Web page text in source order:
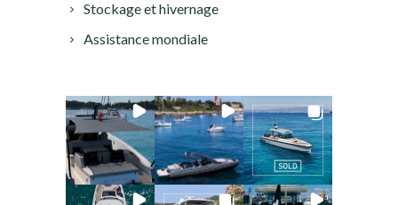
Stockage et hivernage
Assistance mondiale